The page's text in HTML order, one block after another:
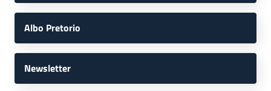
Albo Pretorio
Newsletter